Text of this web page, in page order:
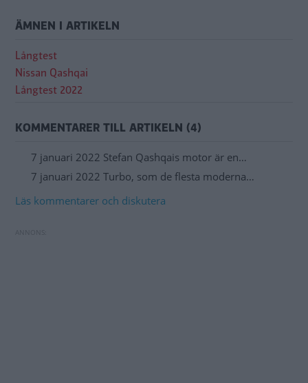
ÄMNEN I ARTIKELN
Långtest
Nissan Qashqai
Långtest 2022
KOMMENTARER TILL ARTIKELN (4)
7 januari 2022 Stefan Qashqais motor är en…
7 januari 2022 Turbo, som de flesta moderna…
Läs kommentarer och diskutera